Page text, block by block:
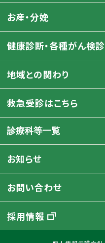
お産・分娩
健康診断・各種がん検診
地域との関わり
救急受診はこちら
診療科等一覧
お知らせ
お問い合わせ
採用情報